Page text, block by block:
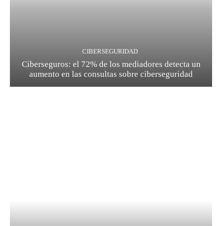
CIBERSEGURIDAD
Ciberseguros: el 72% de los mediadores detecta un
aumento en las consultas sobre ciberseguridad